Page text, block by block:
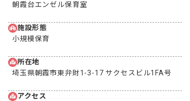
朝霞台エンゼル保育室
施設形態
小規模保育
所在地
埼玉県朝霞市東弁財1-3-17 サクセスビル1FA号
アクセス